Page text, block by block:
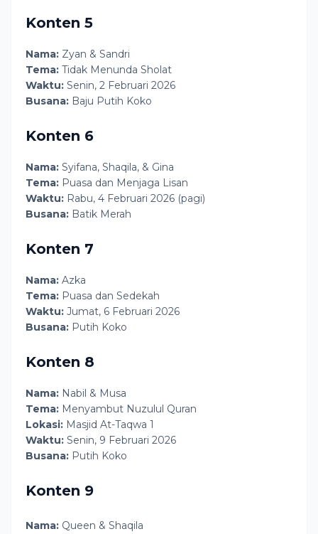
Konten 5
Nama: Zyan & Sandri
Tema: Tidak Menunda Sholat
Waktu: Senin, 2 Februari 2026
Busana: Baju Putih Koko
Konten 6
Nama: Syifana, Shaqila, & Gina
Tema: Puasa dan Menjaga Lisan
Waktu: Rabu, 4 Februari 2026 (pagi)
Busana: Batik Merah
Konten 7
Nama: Azka
Tema: Puasa dan Sedekah
Waktu: Jumat, 6 Februari 2026
Busana: Putih Koko
Konten 8
Nama: Nabil & Musa
Tema: Menyambut Nuzulul Quran
Lokasi: Masjid At-Taqwa 1
Waktu: Senin, 9 Februari 2026
Busana: Putih Koko
Konten 9
Nama: Queen & Shaqila